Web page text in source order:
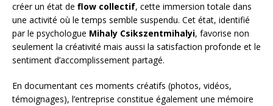
créer un état de flow collectif, cette immersion totale dans
une activité où le temps semble suspendu. Cet état, identifié
par le psychologue Mihaly Csikszentmihalyi, favorise non
seulement la créativité mais aussi la satisfaction profonde et le
sentiment d’accomplissement partagé.
En documentant ces moments créatifs (photos, vidéos,
témoignages), l’entreprise constitue également une mémoire